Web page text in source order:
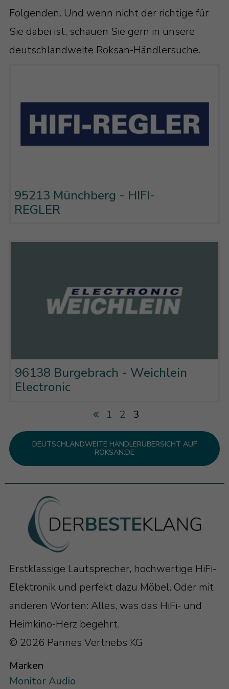
Folgenden. Und wenn nicht der richtige für
Sie dabei ist, schauen Sie gern in unsere
deutschlandweite Roksan-Händlersuche.
95213 Münchberg - HIFI-
REGLER
96138 Burgebrach - Weichlein
Electronic
1 2 3
DEUTSCHLANDWEITE HÄNDLERÜBERSICHT AUF
ROKSAN.DE
Erstklassige Lautsprecher, hochwertige HiFi-
Elektronik und perfekt dazu Möbel. Oder mit
anderen Worten: Alles, was das HiFi- und
Heimkino-Herz begehrt.
© 2026 Pannes Vertriebs KG
Marken
Monitor Audio